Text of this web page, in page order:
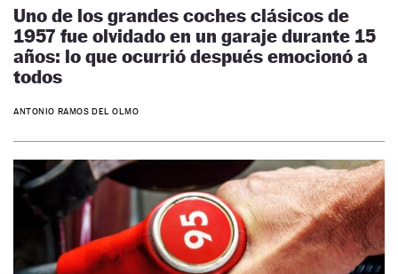
Uno de los grandes coches clásicos de
1957 fue olvidado en un garaje durante 15
años: lo que ocurrió después emocionó a
todos
ANTONIO RAMOS DEL OLMO